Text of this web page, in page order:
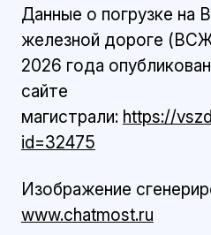
Данные о погрузке на
железной дороге
2026 года
сайте
магистрали: https://
id=32475
Изображение
www.chatmost.ru